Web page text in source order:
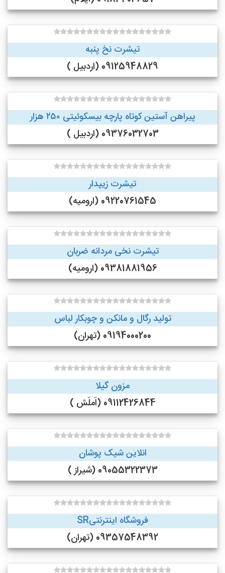
تیشرت نخ پنبه
09125948829 (اردبیل )
پیراهن آستین کوتاه پارچه بیسکوئیتی ۲۵۰ هزار
09376032703 (اردبیل )
تیشرت زیپدار
09220761545 (ارومیه)
تیشرت نخی مردانه ضربان
09381881956 (ارومیه)
تولید رگال و مانکن و چوبکار لباس
09194000200 (تهران)
مزون گیلا
09112426844 (اَملَش )
انلاین شیک پوشان
09055322373 (شیراز )
فروشگاه اینترنتیSR
09357548392 (تهران)